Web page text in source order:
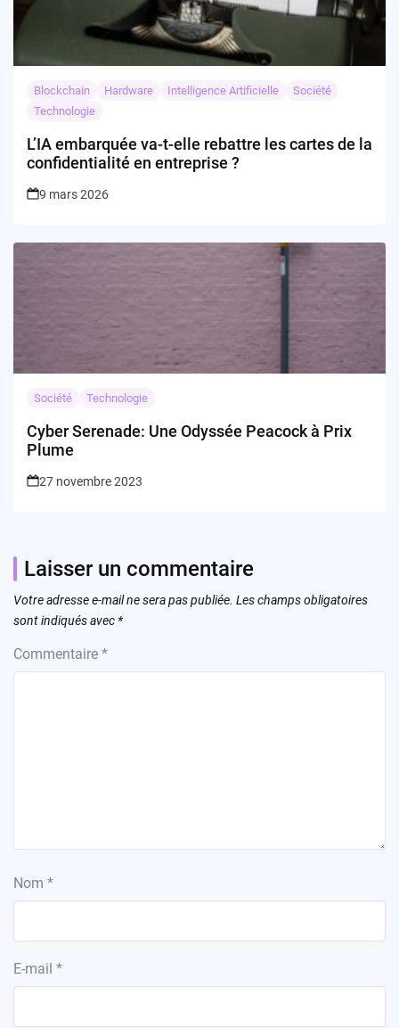
Blockchain Hardware Intelligence Artificielle
Société
Technologie
L’IA embarquée va-t-elle rebattre les cartes de la
confidentialité en entreprise ?
9 mars 2026
Société Technologie
Cyber Serenade: Une Odyssée Peacock à Prix
Plume
27 novembre 2023
Laisser un commentaire
Votre adresse e-mail ne sera pas publiée. Les champs obligatoires
sont indiqués avec *
Commentaire *
Nom *
E-mail *